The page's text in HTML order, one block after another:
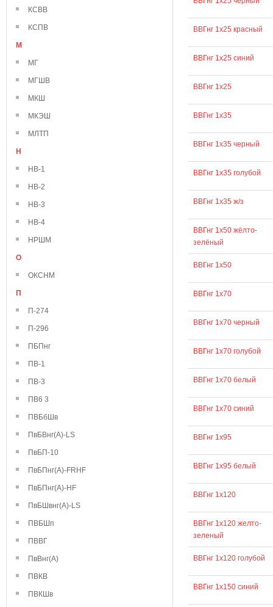
КСВВ
КСПВ
М
МГ
МГШВ
МКШ
МКЭШ
МЛТП
Н
НВ-1
НВ-2
НВ-3
НВ-4
НРШМ
О
ОКСНМ
П
П-274
П-296
ПБПнг
ПВ-1
ПВ-3
ПВ6 3
ПВБбШв
ПвБВнг(А)-LS
ПвБП-10
ПвБПнг(А)-FRHF
ПвБПнг(А)-HF
ПвБШвнг(А)-LS
ПВБШп
ПВВГ
ПвВнг(А)
ПВКВ
ПВКШв
ВВГнг 1х25 красный
ВВГнг 1х25 синий
ВВГнг 1х25
ВВГнг 1х35
ВВГнг 1х35 черный
ВВГнг 1х35 голубой
ВВГнг 1х35 ж/з
ВВГнг 1х50 жёлто-
зелёный
ВВГнг 1х50
ВВГнг 1х70
ВВГнг 1х70 черный
ВВГнг 1х70 голубой
ВВГнг 1х70 белый
ВВГнг 1х70 синий
ВВГнг 1х95
ВВГнг 1х95 белый
ВВГнг 1х120
ВВГнг 1х120 желто-
зеленый
ВВГнг 1х120 голубой
ВВГнг 1х150 синий